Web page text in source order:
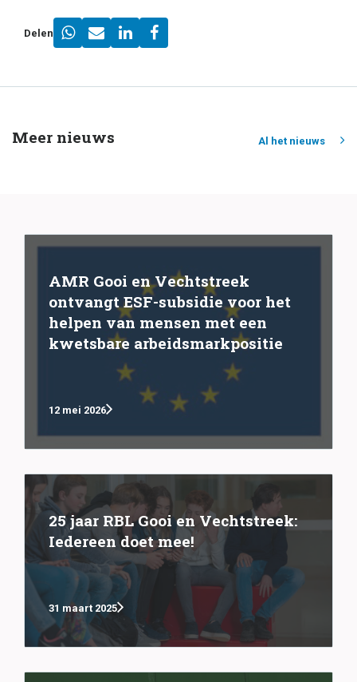
Delen
Meer nieuws Al het nieuws
AMR Gooi en Vechtstreek
ontvangt ESF-subsidie voor het
helpen van mensen met een
kwetsbare arbeidsmarkpositie
12 mei 2026
25 jaar RBL Gooi en Vechtstreek:
Iedereen doet mee!
31 maart 2025